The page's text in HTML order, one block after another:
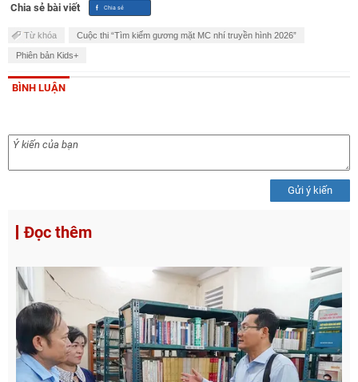
Chia sẻ bài viết
Từ khóa Cuộc thi “Tìm kiếm gương mặt MC nhí truyền hình 2026”
Phiên bản Kids+
BÌNH LUẬN
Gửi ý kiến
Đọc thêm